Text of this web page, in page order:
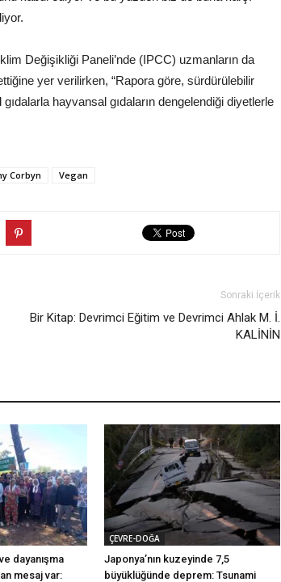
Değişikliği Paneli’nde (IPCC) uzmanların da
yer verilirken, “Rapora göre, sürdürülebilir
hayvansal gıdaların dengelendiği diyetlerle
Corbyn Vegan
Sonraki İçerik
Bir Kitap: Devrimci Eğitim ve Devrimci Ahlak M. İ.
KALİNİN
dayanışma
mesaj var:
ÇEVRE-DOĞA
Japonya’nın kuzeyinde 7,5
büyüklüğünde deprem: Tsunami